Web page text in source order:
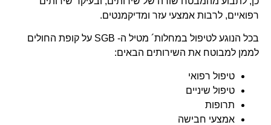
רפואיים, לרבות אמצעי עזר ומדיקמנטים.
בכל הנוגע לטיפול במחלות´ מטיל ה- SGB על קופת החולים
לממן למבוטח את השירותים הבאים:
טיפול רפואי
טיפול שיניים
תרופות
אמצעי חבישה